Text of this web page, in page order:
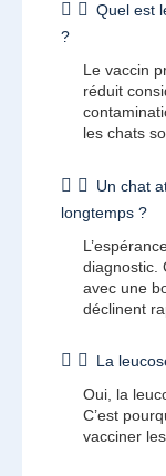
Quel est
?
Le vaccin
réduit
les chats
Un chat
longtemps ?
diagnostic.
avec une
déclinent
La
Oui, la
C’est
vacciner